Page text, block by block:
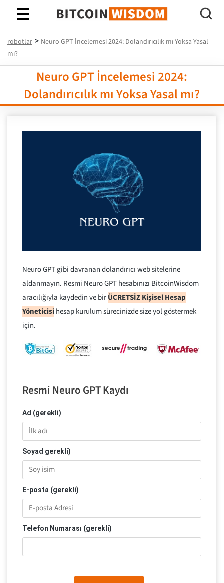
Bitcoin Bilgeliği
robotlar > Neuro GPT İncelemesi 2024: Dolandırıcılık mı Yoksa Yasal
mı?
Neuro GPT İncelemesi 2024:
Dolandırıcılık mı Yoksa Yasal mı?
Neuro GPT gibi davranan dolandırıcı web sitelerine
aldanmayın. Resmi Neuro GPT hesabınızı BitcoinWisdom
aracılığıyla kaydedin ve birÜCRETSİZ Kişisel Hesap
Yöneticisihesap kurulum sürecinizde size yol göstermek
için.
Resmi Neuro GPT Kaydı
Ad (gerekli)
Soyad gerekli)
E-posta (gerekli)
Telefon Numarası (gerekli)